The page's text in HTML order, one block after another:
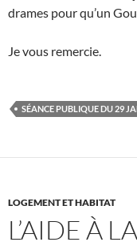
drames pour qu’un
Je vous remercie.
SÉANCE PUBLIQUE DU 29
LOGEMENT ET HABITAT
L’AIDE À